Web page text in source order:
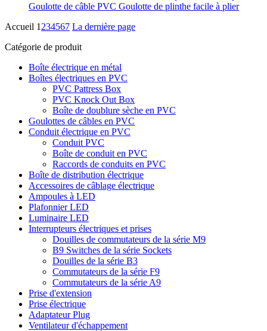
Goulotte de câble PVC Goulotte de plinthe facile à plier
Accueil 1 234567 La dernière page
Catégorie de produit
Boîte électrique en métal
Boîtes électriques en PVC
PVC Pattress Box
PVC Knock Out Box
Boîte de doublure sèche en PVC
Goulottes de câbles en PVC
Conduit électrique en PVC
Conduit PVC
Boîte de conduit en PVC
Raccords de conduits en PVC
Boîte de distribution électrique
Accessoires de câblage électrique
Ampoules à LED
Plafonnier LED
Luminaire LED
Interrupteurs électriques et prises
Douilles de commutateurs de la série M9
B9 Switches de la série Sockets
Douilles de la série B3
Commutateurs de la série F9
Commutateurs de la série A9
Prise d'extension
Prise électrique
Adaptateur Plug
Ventilateur d'échappement